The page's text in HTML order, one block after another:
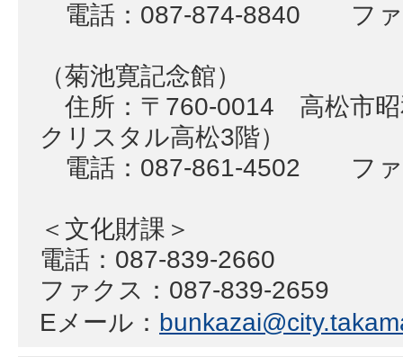
電話：087-874-8840 フ
（菊池寛記念館）
住所：〒760-0014 高松市昭
クリスタル高松3階）
電話：087-861-4502 フ
＜文化財課＞
電話：087-839-2660
ファクス：087-839-2659
Eメール：